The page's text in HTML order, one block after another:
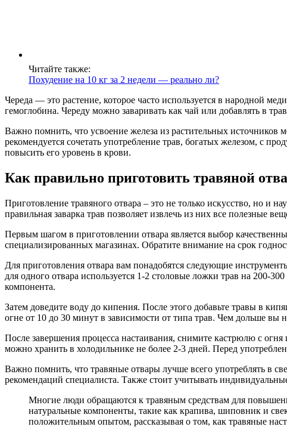
Читайте также:
Похудение на 10 кг за 2 недели — реально ли?
Череда — это растение, которое часто используется в народной
гемоглобина. Череду можно заваривать как чай или добавлять в
Важно помнить, что усвоение железа из растительных
рекомендуется сочетать употребление трав, богатых железом, с
повысить его уровень в крови.
Как правильно приготовить травяной
Приготовление травяного отвара – это не только искусство, но
правильная заварка трав позволяет извлечь из них все полезные
Первым шагом в приготовлении отвара является выбор
специализированных магазинах. Обратите внимание на срок
Для приготовления отвара вам понадобятся следующие
для одного отвара используется 1-2 столовые ложки трав на 200-
компонента.
Затем доведите воду до кипения. После этого добавьте травы в
огне от 10 до 30 минут в зависимости от типа трав. Чем дольше вы
После завершения процесса настаивания, снимите кастрюлю с
можно хранить в холодильнике не более 2-3 дней. Перед
Важно помнить, что травяные отвары лучше всего употреблять в
рекомендаций специалиста. Также стоит учитывать
Многие люди обращаются к травяным средствам для
натуральные компоненты, такие как крапива, шиповник и
положительным опытом, рассказывая о том, как травяные